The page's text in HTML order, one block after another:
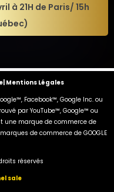
à 21H de Paris/ 15h
Mentions Légales
Facebook™, Google Inc. ou
par YouTube™, Google™ ou
une marque de commerce de
marques de commerce de GOOGLE
réservés
sale